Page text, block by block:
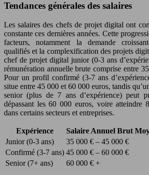
Tendances générales des salaires
Les salaires des chefs de projet digital ont
constante ces dernières années. Cette
facteurs, notamment la demande
qualifiés et la complexification des projets
chef de projet digital junior (0-3 ans
rémunération annuelle brute comprise entre
Pour un profil confirmé (3-7 ans
situe entre 45 000 et 60 000 euros, tandis
senior (plus de 7 ans d’expérience) peut
dépassant les 60 000 euros, voire atteindre
dans certains secteurs et entreprises.
Expérience
Salaire Annuel Brut
Junior (0-3 ans)
35 000 € – 45 000 €
Confirmé (3-7 ans) 45 000 € – 60 000 €
Senior (7+ ans)
60 000 € +